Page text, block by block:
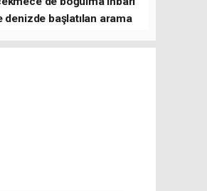
denizde başlatılan arama